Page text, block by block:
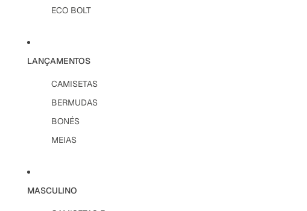
ECO BOLT
LANÇAMENTOS
CAMISETAS
BERMUDAS
BONÉS
MEIAS
MASCULINO